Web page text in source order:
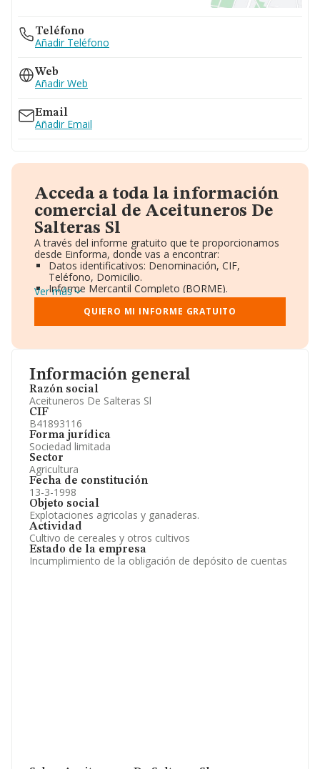
Información general
Razón social
Aceituneros De Salteras Sl
CIF
B41893116
Forma jurídica
Sociedad limitada
Sector
Agricultura
Fecha de constitución
13-3-1998
Objeto social
Explotaciones agricolas y ganaderas.
Actividad
Cultivo de cereales y otros cultivos
Estado de la empresa
Incumplimiento de la obligación de depósito de cuentas
Teléfono
Añadir Teléfono
Web
Añadir Web
Email
Añadir Email
Acceda a toda la información
comercial de Aceituneros De
Salteras Sl
A través del informe gratuito que te proporcionamos
desde Einforma, donde vas a encontrar:
Datos identificativos: Denominación, CIF,
Teléfono, Domicilio.
Informe Mercantil Completo (BORME).
Gráficos de Evolución Ventas y Empleados.
Consejo de Administración y Administradores.
Directivos y Ejecutivos.
Información oficial y registral complementaria.
Ver más
QUIERO MI INFORME GRATUITO